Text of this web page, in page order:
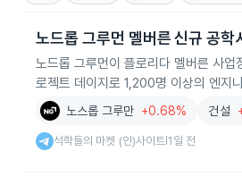
노드롭 그루먼 멜버른 신규 공
노드롭 그루먼이 플로리다 멜버른 사
로젝트 데이지로 1,200명 이상의 엔지
노스롭 그루만 +0.68% 건설
석학들의 마켓 (인)사이트 |1일 전